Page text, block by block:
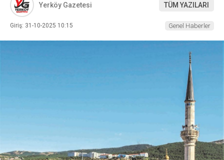
Yerköy Gazetesi TÜM YAZILARI
Giriş: 31-10-2025 10:15 Genel Haberler